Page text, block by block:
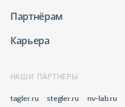
Партнёрам
Карьера
НАШИ ПАРТНЕРЫ
tagler.ru stegler.ru nv-lab.ru